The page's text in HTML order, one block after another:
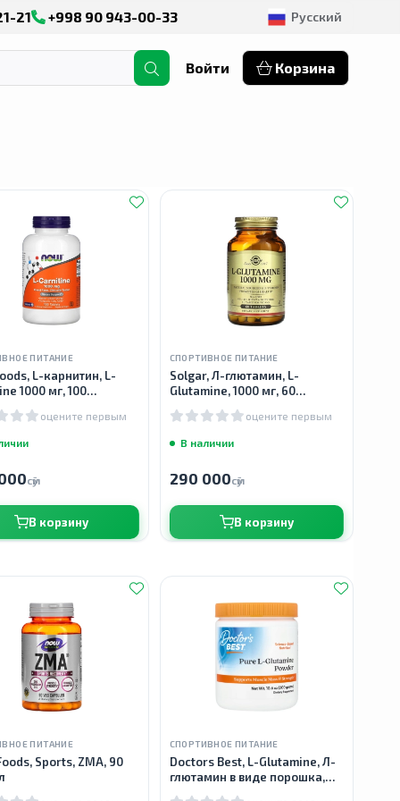
21 +998 90 943-00-33 Русский
Войти Корзина
ПИТАНИЕ
L-карнитин, L-
1000 мг, 100
оцените первым
сӯм
В корзину
СПОРТИВНОЕ ПИТАНИЕ
Solgar, Л-глютамин, L-
Glutamine, 1000 мг, 60
оцените первым
В наличии
290 000сӯм
В корзину
ПИТАНИЕ
Sports, ZMA, 90
СПОРТИВНОЕ ПИТАНИЕ
Doctors Best, L-Glutamine, Л-
глютамин в виде порошка,